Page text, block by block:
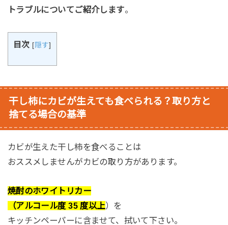
トラブルについてご紹介します。
目次 [隠す]
干し柿にカビが生えても食べられる？取り方と
捨てる場合の基準
カビが生えた干し柿を食べることは
おススメしませんがカビの取り方があります。
焼酎のホワイトリカー
（アルコール度 35 度以上）を
キッチンペーパーに含ませて、拭いて下さい。